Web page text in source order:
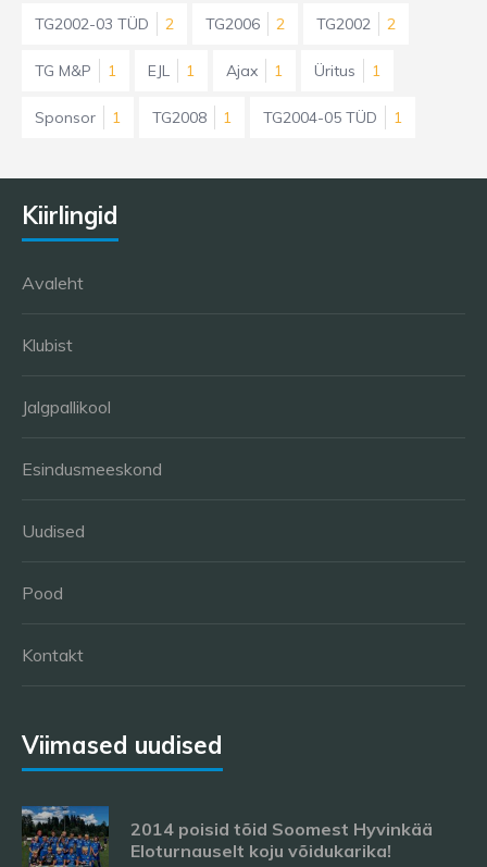
TG2002-03 TÜD 2 TG2006 2 TG2002 2
TG M&P 1 EJL 1 Ajax 1 Üritus 1
Sponsor 1 TG2008 1 TG2004-05 TÜD 1
Kiirlingid
Avaleht
Klubist
Jalgpallikool
Esindusmeeskond
Uudised
Pood
Kontakt
Viimased uudised
2014 poisid tõid Soomest Hyvinkää
Eloturnauselt koju võidukarika!